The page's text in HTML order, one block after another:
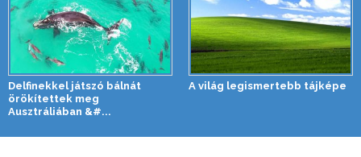
Delfinekkel játszó bálnát
örökítettek meg
Ausztráliában &#...
A világ legismertebb tájképe